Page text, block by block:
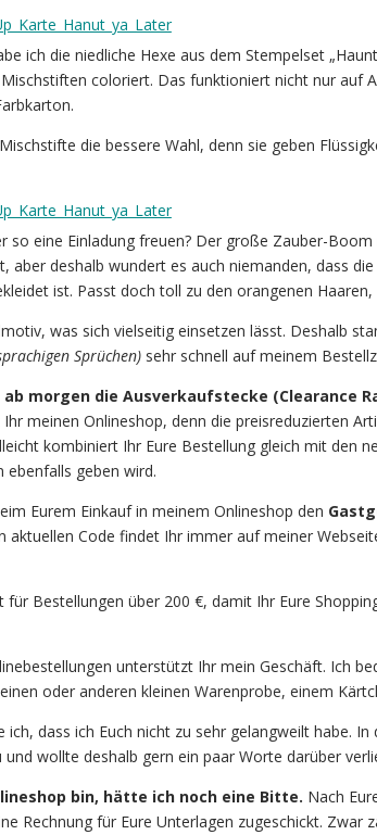
ich die niedliche Hexe aus dem Stempelset
coloriert. Das funktioniert nicht nur auf
die bessere Wahl, denn sie geben
so eine Einladung freuen? Der große Zauber-Boom
aber deshalb wundert es auch niemanden, dass
ist. Passt doch toll zu den orangenen Haaren,
was sich vielseitig einsetzen lässt. Deshalb
Sprüchen)sehr schnell auf meinem
ab morgen die Ausverkaufstecke (Clearance
meinen Onlineshop, denn die preisreduzierten
kombiniert Ihr Eure Bestellung gleich mit den
geben wird.
Eurem Einkauf in meinem Onlineshop den
aktuellen Code findet Ihr immer auf meiner
Bestellungen über 200 €, damit Ihr Eure
unterstützt Ihr mein Geschäft. Ich
oder anderen kleinen Warenprobe, einem
dass ich Euch nicht zu sehr gelangweilt habe. In
wollte deshalb gern ein paar Worte darüber
bin, hätte ich noch eine Bitte. Nach
Rechnung für Eure Unterlagen zugeschickt. Zwar